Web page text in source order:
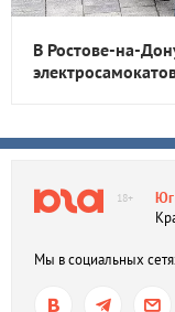
В Ростове-на-
18+
Мы в социальных